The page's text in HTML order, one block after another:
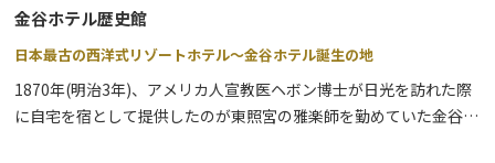
金谷ホテル歴史館
日本最古の西洋式リゾートホテル～金谷ホテル誕生の地
1870年(明治3年)、アメリカ人宣教医ヘボン博士が日光を訪れた際
に自宅を宿として提供したのが東照宮の雅楽師を勤めていた金谷善